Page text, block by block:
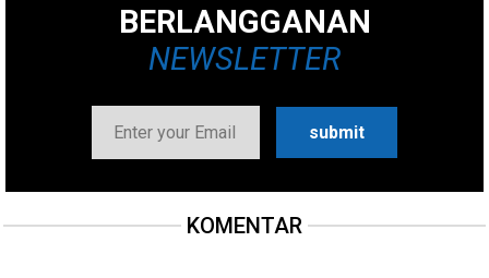
BERLANGGANAN
NEWSLETTER
KOMENTAR